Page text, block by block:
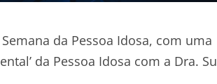
da Pessoa Idosa, com uma
da Pessoa Idosa com a Dra.